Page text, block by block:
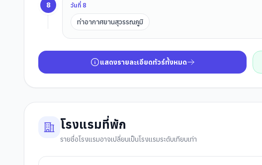
8 วันที่ 8
ท่าอากาศยานสุวรรณภูมิ
แสดงรายละเอียดทัวร์ทั้งหมด
โรงแรมที่พัก
รายชื่อโรงแรมอาจเปลี่ยนเป็นโรงแรมระดับเทียบเท่า